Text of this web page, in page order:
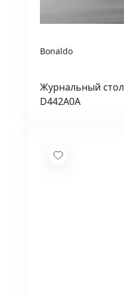
Bonaldo
Журнальный
D442A0A